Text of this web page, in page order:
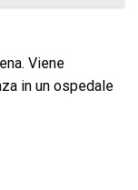
Viene
in un ospedale